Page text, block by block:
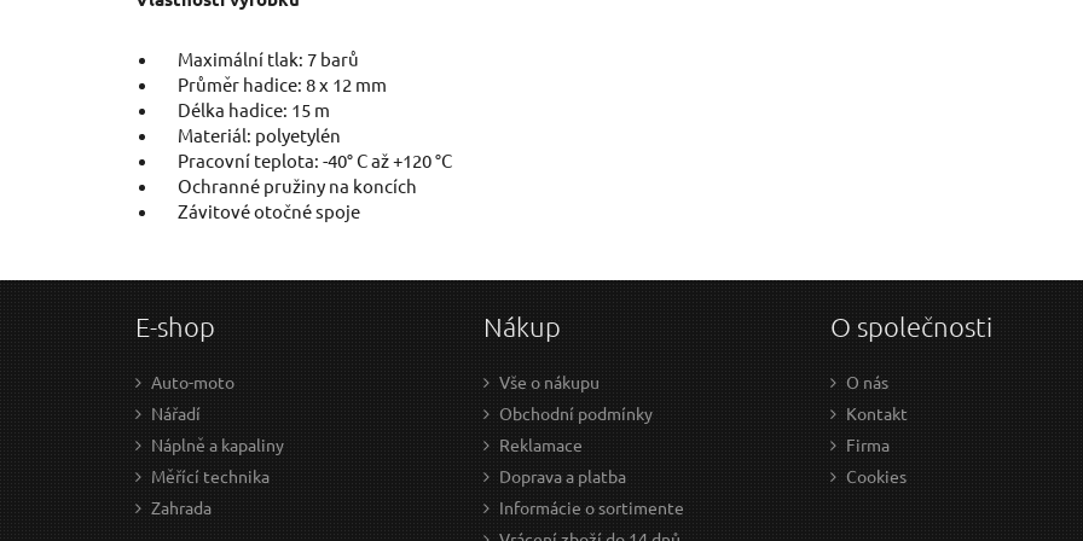
Maximální tlak: 7 barů
Průměr hadice: 8 x 12 mm
Délka hadice: 15 m
Materiál: polyetylén
Pracovní teplota: -40° C až +120 °C
Ochranné pružiny na koncích
Závitové otočné spoje
E-shop
Auto-moto
Nářadí
Náplně a kapaliny
Měřící technika
Zahrada
Nákup
Vše o nákupu
Obchodní podmínky
Reklamace
Doprava a platba
Informácie o sortimente
O společnosti
O nás
Kontakt
Firma
Cookies